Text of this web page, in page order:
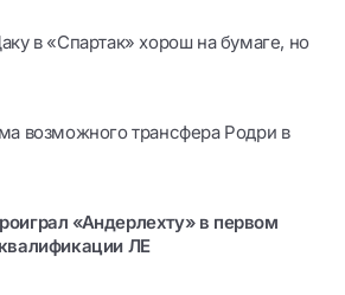
в «Спартак» хорош на бумаге, но
возможного трансфера Родри в
«Андерлехту» в первом
ЛЕ